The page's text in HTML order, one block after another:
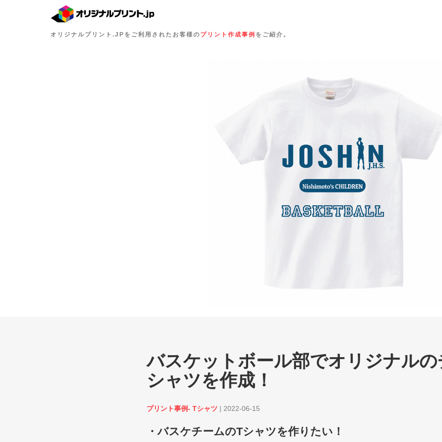
オリジナルプリント.JPをご利用されたお客様の プリント作成事例 をご紹介。
バスケットボール部でオリジナル
シャツを作成！
プリント事例- Tシャツ | 2022-06-15
・バスケチームのTシャツを作りたい！